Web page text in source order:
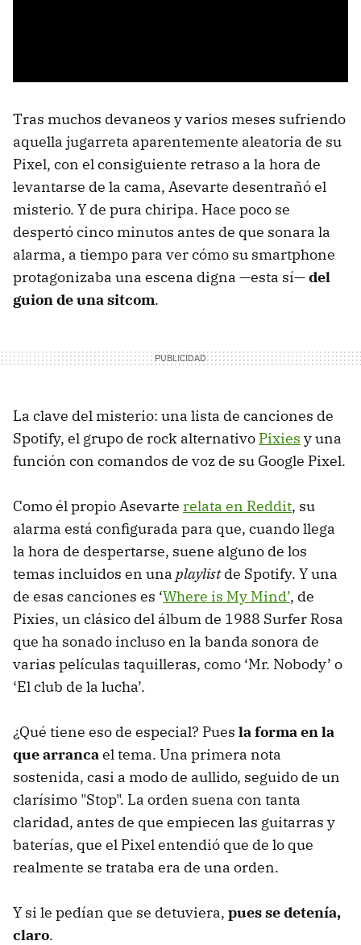
Tras muchos devaneos y varios meses sufriendo
aquella jugarreta aparentemente aleatoria de su
Pixel, con el consiguiente retraso a la hora de
levantarse de la cama, Asevarte desentrañó el
misterio. Y de pura chiripa. Hace poco se
despertó cinco minutos antes de que sonara la
alarma, a tiempo para ver cómo su smartphone
protagonizaba una escena digna —esta sí—del
guion de una sitcom.
La clave del misterio: una lista de canciones de
Spotify, el grupo de rock alternativo Pixies y una
función con comandos de voz de su Google Pixel.
Como él propio Asevarte relata en Reddit, su
alarma está configurada para que, cuando llega
la hora de despertarse, suene alguno de los
temas incluidos en una playlistde Spotify. Y una
de esas canciones es ‘Where is My Mind’, de
Pixies, un clásico del álbum de 1988 Surfer Rosa
que ha sonado incluso en la banda sonora de
varias películas taquilleras, como ‘Mr. Nobody’ o
‘El club de la lucha’.
¿Qué tiene eso de especial? Pues la forma en la
que arrancael tema. Una primera nota
sostenida, casi a modo de aullido, seguido de un
clarísimo "Stop". La orden suena con tanta
claridad, antes de que empiecen las guitarras y
baterías, que el Pixel entendió que de lo que
realmente se trataba era de una orden.
Y si le pedían que se detuviera, pues se detenía,
claro.